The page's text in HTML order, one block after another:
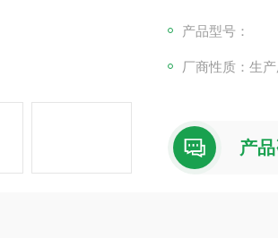
产品型号：
厂商性质：生
产